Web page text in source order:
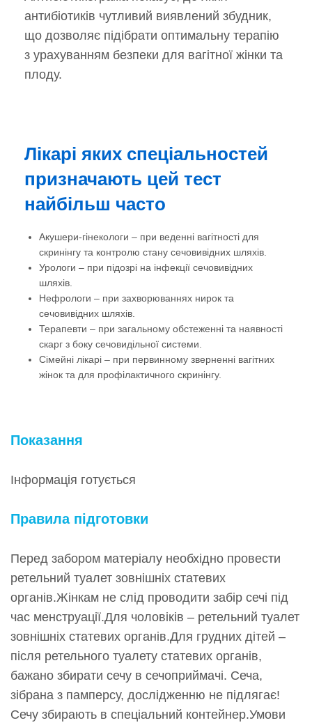
антибіотиків чутливий виявлений збудник,
що дозволяє підібрати оптимальну терапію
з урахуванням безпеки для вагітної жінки та
плоду.
Лікарі яких спеціальностей
призначають цей тест
найбільш часто
Акушери-гінекологи – при веденні вагітності для
скринінгу та контролю стану сечовивідних шляхів.
Урологи – при підозрі на інфекції сечовивідних
шляхів.
Нефрологи – при захворюваннях нирок та
сечовивідних шляхів.
Терапевти – при загальному обстеженні та наявності
скарг з боку сечовидільної системи.
Сімейні лікарі – при первинному зверненні вагітних
жінок та для профілактичного скринінгу.
Показання
Інформація готується
Правила підготовки
Перед забором матеріалу необхідно провести
ретельний туалет зовнішніх статевих
органів.Жінкам не слід проводити забір сечі під
час менструації.Для чоловіків – ретельний туалет
зовнішніх статевих органів.Для грудних дітей –
після ретельного туалету статевих органів,
бажано збирати сечу в сечоприймачі. Сеча,
зібрана з памперсу, дослідженню не підлягає!
Сечу збирають в спеціальний контейнер.Умови